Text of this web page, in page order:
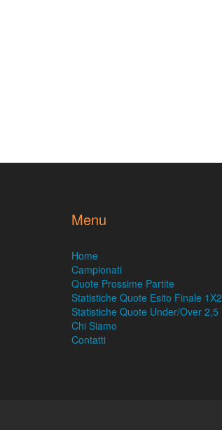
Menu
Home
Campionati
Quote Prossime Partite
Statistiche Quote Esito Finale 1X2
Statistiche Quote Under/Over 2,5
Chi Siamo
Contatti